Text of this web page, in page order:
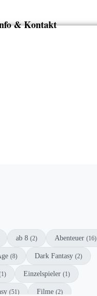
& Kontakt
ab 8 (2) Abenteuer (16)
(8) Dark Fantasy (2)
Einzelspieler (1)
(51) Filme (2)